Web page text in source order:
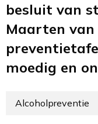
besluit van
Maarten van
moedig en
Alcoholpreventie